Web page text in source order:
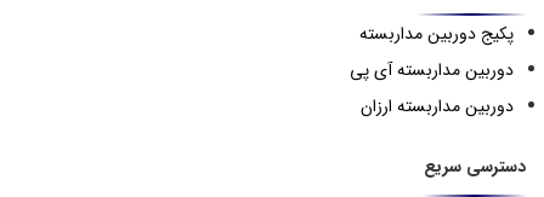
پکیج دوربین مداربسته
دوربین مداربسته آی پی
دوربین مداربسته ارزان
دسترسی سریع